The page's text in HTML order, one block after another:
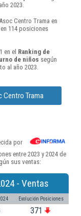
2023.
Centro Trama en
114 posiciones
en el Ranking de
de niños según
al año 2023.
Centro Trama
por
entre 2023 y 2024 de
sus ventas:
- Ventas
Evolución Posiciones
371